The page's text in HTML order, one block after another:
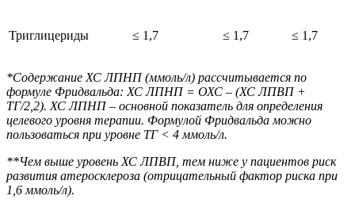
Триглицериды ≤ 1,7 ≤ 1,7 ≤ 1,7
*Содержание ХС ЛПНП (ммоль/л) рассчитывается по
формуле Фридвальда: ХС ЛПНП = ОХС – (ХС ЛПВП +
ТГ/2,2). ХС ЛПНП – основной показатель для определения
целевого уровня терапии. Формулой Фридвальда можно
пользоваться при уровне ТГ < 4 ммоль/л.
**Чем выше уровень ХС ЛПВП, тем ниже у пациентов риск
развития атеросклероза (отрицательный фактор риска при
1,6 ммоль/л).